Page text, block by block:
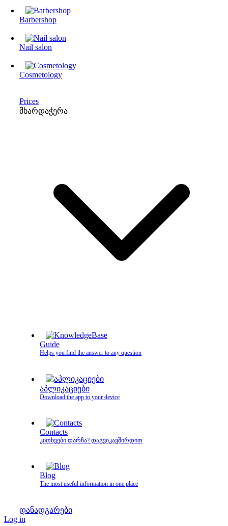
Barbershop
Nail salon
Cosmetology
Prices
მხარდაჭერა
Guide
Helps you find the answer to any question
აპლიკაციები
Download the app to your device
Contacts
კითხვები დარჩა? დაგვიკავშირდით
Blog
The most useful information in one place
დანადგარები
Log in